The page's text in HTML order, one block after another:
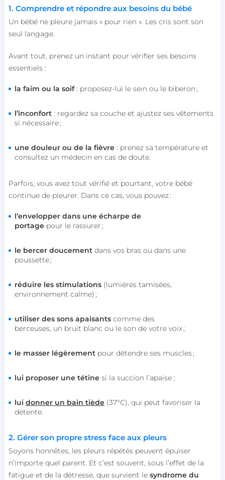
1. Comprendre et répondre aux besoins du bébé
Un bébé ne pleure jamais « pour rien ». Les cris sont son
seul langage.
Avant tout, prenez un instant pour vérifier ses besoins
essentiels :
la faim ou la soif: proposez-lui le sein ou le biberon ;
l’inconfort: regardez sa couche et ajustez ses vêtements
si nécessaire ;
une douleur ou de la fièvre: prenez sa température et
consultez un médecin en cas de doute.
Parfois, vous avez tout vérifié et pourtant, votre bébé
continue de pleurer. Dans ce cas, vous pouvez :
l’envelopper dans une écharpe de
portagepour le rassurer ;
le bercer doucementdans vos bras ou dans une
poussette ;
réduire les stimulations(lumières tamisées,
environnement calme) ;
utiliser des sons apaisantscomme des
berceuses, un bruit blanc ou le son de votre voix ;
le masser légèrementpour détendre ses muscles ;
lui proposer une tétinesi la succion l’apaise ;
lui donner un bain tiède(37°C), qui peut favoriser la
détente.
2. Gérer son propre stress face aux pleurs
Soyons honnêtes, les pleurs répétés peuvent épuiser
n’importe quel parent. Et c’est souvent, sous l’effet de la
fatigue et de la détresse, que survient le syndrome du